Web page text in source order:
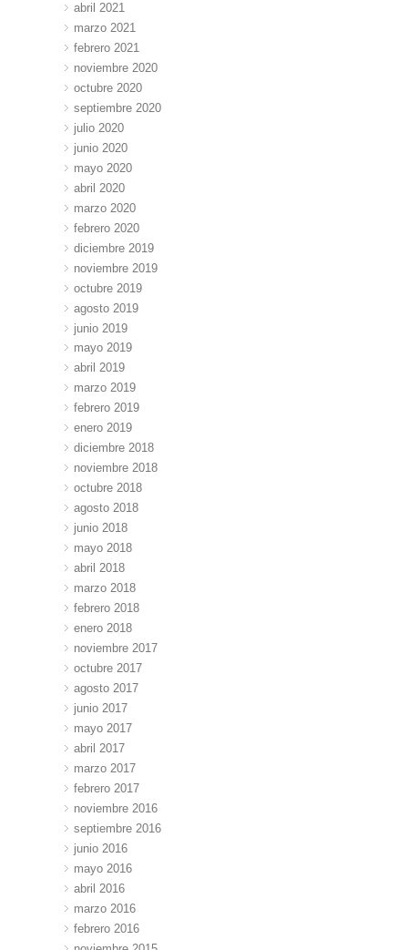
abril 2021
marzo 2021
febrero 2021
noviembre 2020
octubre 2020
septiembre 2020
julio 2020
junio 2020
mayo 2020
abril 2020
marzo 2020
febrero 2020
diciembre 2019
noviembre 2019
octubre 2019
agosto 2019
junio 2019
mayo 2019
abril 2019
marzo 2019
febrero 2019
enero 2019
diciembre 2018
noviembre 2018
octubre 2018
agosto 2018
junio 2018
mayo 2018
abril 2018
marzo 2018
febrero 2018
enero 2018
noviembre 2017
octubre 2017
agosto 2017
junio 2017
mayo 2017
abril 2017
marzo 2017
febrero 2017
noviembre 2016
septiembre 2016
junio 2016
mayo 2016
abril 2016
marzo 2016
febrero 2016